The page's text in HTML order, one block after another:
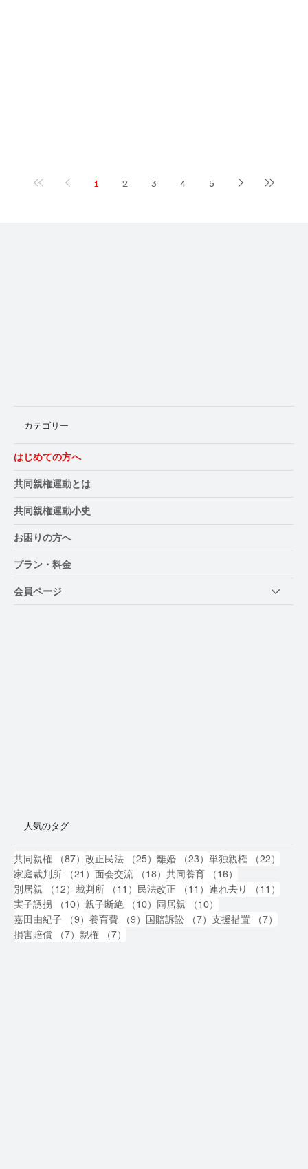
1 2 3 4 5
カテゴリー
はじめての方へ
共同親権運動とは
共同親権運動小史
お困りの方へ
プラン・料金
会員ページ
人気のタグ
共同親権 （87） 87件の記事
改正民法 （25） 25件の記事
離婚 （23） 23件の記事
単独親権 （22）
家庭裁判所
（21） 21件の記事
面会交流 （18） 18件の記事
共同養育 （16）
別居親
（12） 12件の記事
裁判所 （11） 11件の記事
民法改正 （11） 11件の記事
連れ去り （11）
実子誘拐
（10） 10件の記事
親子断絶 （10） 10件の記事
同居親 （10）
嘉田由紀子
（9） 9件の記事
養育費 （9） 9件の記事
国賠訴訟 （7） 7件の記事
支援措置 （7）
損害賠償
（7） 7件の記事
親権 （7）